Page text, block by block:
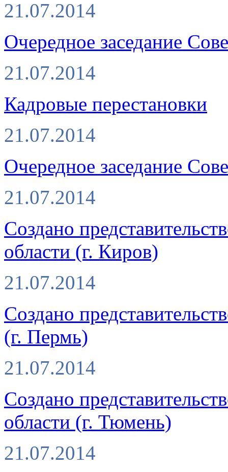
21.07.2014
Очередное заседание
21.07.2014
Кадровые перестановки
21.07.2014
Очередное заседание
21.07.2014
Создано
области (г. Киров)
21.07.2014
Создано
(г. Пермь)
21.07.2014
Создано
области (г. Тюмень)
21.07.2014